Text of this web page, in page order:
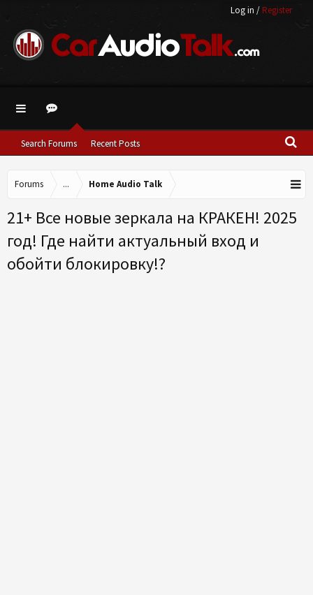
Log in / Register
Search Forums Recent Posts
Forums ... Home Audio Talk
21+ Все новые зеркала на КРАКЕН! 2025
год! Где найти актуальный вход и
обойти блокировку!?